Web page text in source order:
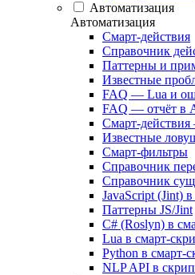
Автоматизация
Автоматизация
Смарт-действия
Справочник
Паттерны и
Известные
FAQ — Lua и
FAQ — отчёт в
Смарт-
Известные
Смарт-фильтры
Справочник
Справочник
JavaScript (Jint)
Паттерны JS/Jint
C# (Roslyn) в
Lua в смарт-
Python в смарт-
NLP API в